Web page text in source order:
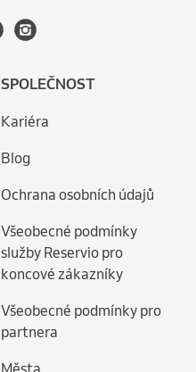
SPOLEČNOST
Kariéra
Blog
Ochrana osobních údajů
Všeobecné podmínky
služby Reservio pro
koncové zákazníky
Všeobecné podmínky pro
partnera